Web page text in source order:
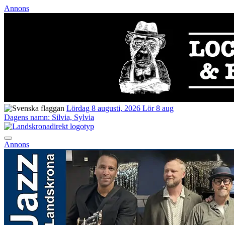
Annons
Lördag 8 augusti, 2026 Lör 8 aug
Dagens namn: Silvia, Sylvia
Annons